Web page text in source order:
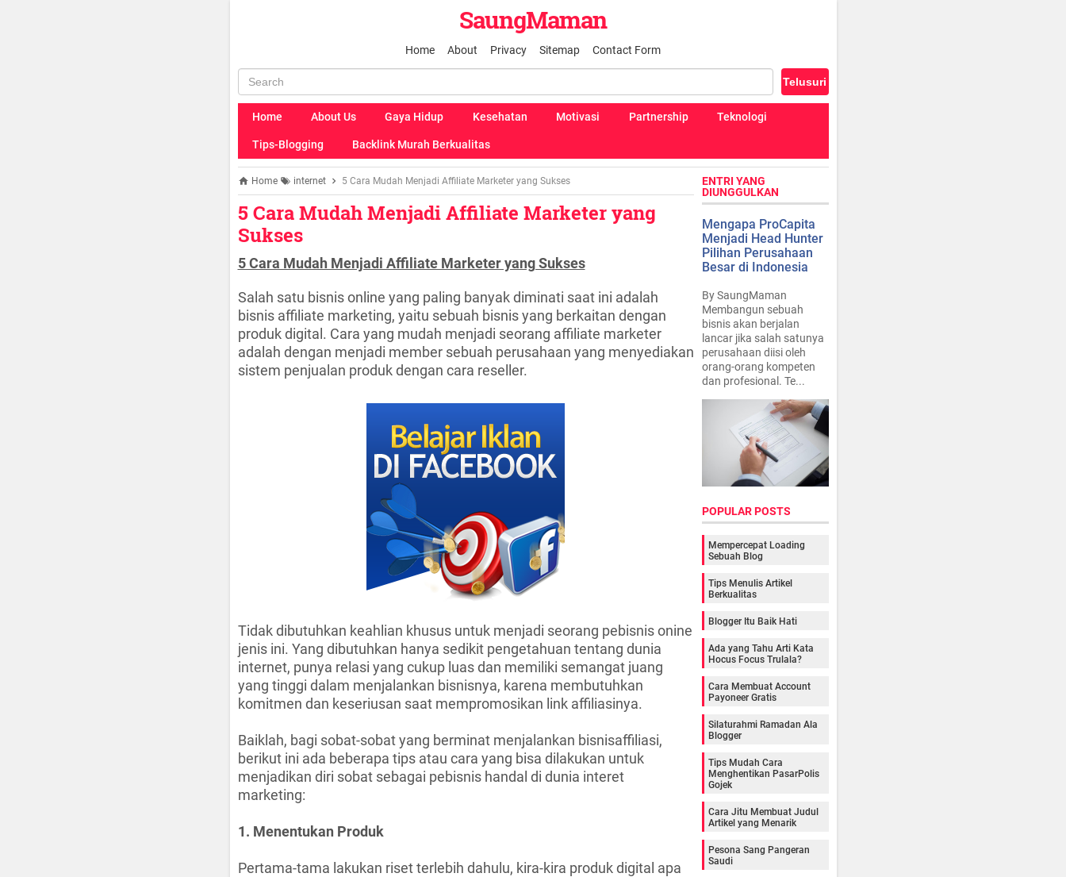
SaungMaman
Home About Privacy Sitemap Contact Form
Home About Us Gaya Hidup Kesehatan Motivasi Partnership Teknologi
Tips-Blogging Backlink Murah Berkualitas
Home internet 5 Cara Mudah Menjadi Affiliate Marketer yang Sukses
5 Cara Mudah Menjadi Affiliate Marketer yang
Sukses
5 Cara Mudah Menjadi Affiliate Marketer yang Sukses
Salah satu bisnis online yang paling banyak diminati saat ini adalah
bisnis affiliate marketing, yaitu sebuah bisnis yang berkaitan dengan
produk digital. Cara yang mudah menjadi seorang affiliate marketer
adalah dengan menjadi member sebuah perusahaan yang menyediakan
sistem penjualan produk dengan cara reseller.
Tidak dibutuhkan keahlian khusus untuk menjadi seorang pebisnis onine
jenis ini. Yang dibutuhkan hanya sedikit pengetahuan tentang dunia
internet, punya relasi yang cukup luas dan memiliki semangat juang
yang tinggi dalam menjalankan bisnisnya, karena membutuhkan
komitmen dan keseriusan saat mempromosikan link affiliasinya.
Baiklah, bagi sobat-sobat yang berminat menjalankan bisnisaffiliasi,
berikut ini ada beberapa tips atau cara yang bisa dilakukan untuk
menjadikan diri sobat sebagai pebisnis handal di dunia interet
marketing:
1. Menentukan Produk
Pertama-tama lakukan riset terlebih dahulu, kira-kira produk digital apa
ENTRI YANG
DIUNGGULKAN
Mengapa ProCapita
Menjadi Head Hunter
Pilihan Perusahaan
Besar di Indonesia
By SaungMaman
Membangun sebuah
bisnis akan berjalan
lancar jika salah satunya
perusahaan diisi oleh
orang-orang kompeten
dan profesional. Te...
POPULAR POSTS
Mempercepat Loading
Sebuah Blog
Tips Menulis Artikel
Berkualitas
Blogger Itu Baik Hati
Ada yang Tahu Arti Kata
Hocus Focus Trulala?
Cara Membuat Account
Payoneer Gratis
Silaturahmi Ramadan Ala
Blogger
Tips Mudah Cara
Menghentikan PasarPolis
Gojek
Cara Jitu Membuat Judul
Artikel yang Menarik
Pesona Sang Pangeran
Saudi